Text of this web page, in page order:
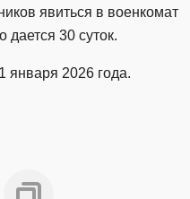
явиться в военкомат
дается 30 суток.
января 2026 года.